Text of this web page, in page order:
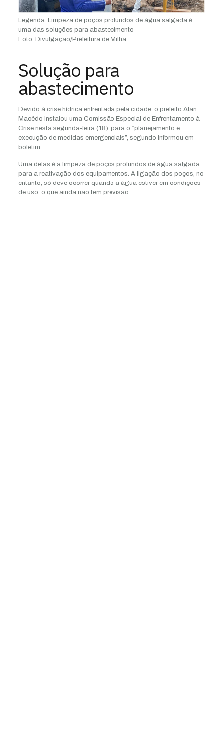
Legenda: Limpeza de poços profundos de água salgada é
uma das soluções para abastecimento
Foto: Divulgação/Prefeitura de Milhã
Solução para
abastecimento
Devido à crise hídrica enfrentada pela cidade, o prefeito Alan
Macêdo instalou uma Comissão Especial de Enfrentamento à
Crise nesta segunda-feira (18), para o “planejamento e
execução de medidas emergenciais”, segundo informou em
boletim.
Uma delas é a limpeza de poços profundos de água salgada
para a reativação dos equipamentos. A ligação dos poços, no
entanto, só deve ocorrer quando a água estiver em condições
de uso, o que ainda não tem previsão.